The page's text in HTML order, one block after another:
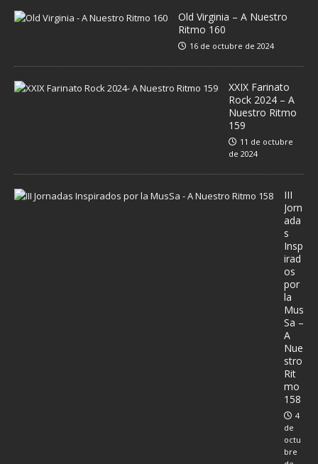
Old Virginia – A Nuestro
Ritmo 160
16 de octubre de 2024
XXIX Farinato
Rock 2024 – A
Nuestro Ritmo
159
11 de octubre
de 2024
III
Jorn
ada
s
Insp
irad
os
por
la
Mus
Sa –
A
Nue
stro
Rit
mo
158
4
de
octu
bre